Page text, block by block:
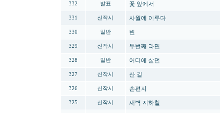
332 발표 꽃 앞에서
331 신작시 사월에 이루다
330 일반 변
329 신작시 두번째 라면
328 일반 어디에 살던
327 신작시 산 길
326 신작시 손편지
325 신작시 새벽 지하철